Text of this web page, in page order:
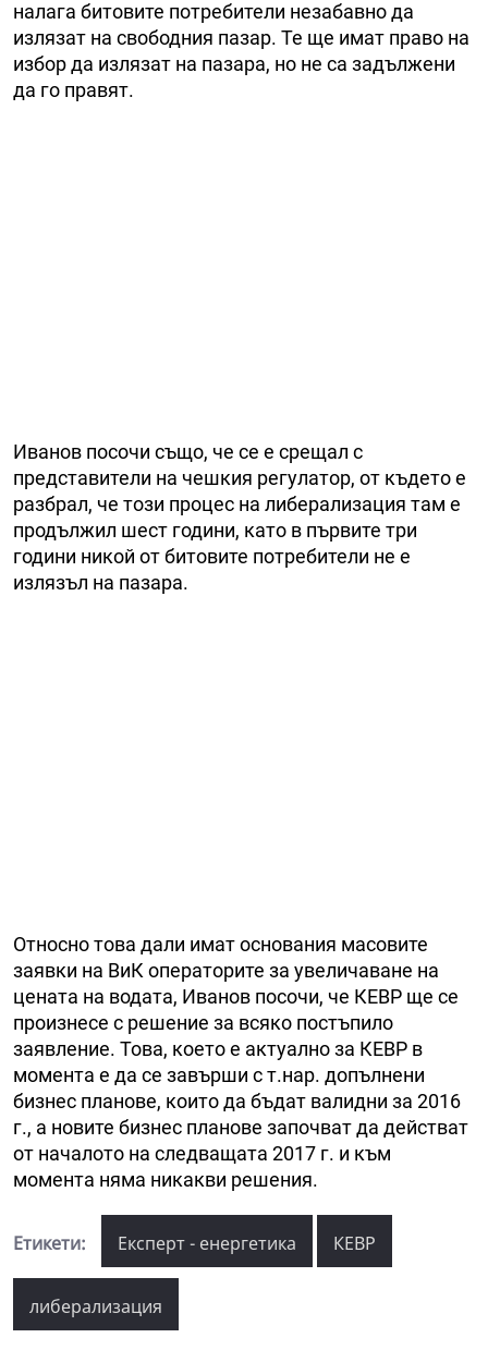
налага битовите потребители незабавно да
излязат на свободния пазар. Те ще имат право на
избор да излязат на пазара, но не са задължени
да го правят.
Иванов посочи също, че се е срещал с
представители на чешкия регулатор, от където е
разбрал, че този процес на либерализация там е
продължил шест години, като в първите три
години никой от битовите потребители не е
излязъл на пазара.
Относно това дали имат основания масовите
заявки на ВиК операторите за увеличаване на
цената на водата, Иванов посочи, че КЕВР ще се
произнесе с решение за всяко постъпило
заявление. Това, което е актуално за КЕВР в
момента е да се завърши с т.нар. допълнени
бизнес планове, които да бъдат валидни за 2016
г., а новите бизнес планове започват да действат
от началото на следващата 2017 г. и към
момента няма никакви решения.
Етикети: Експерт - енергетика КЕВР
либерализация